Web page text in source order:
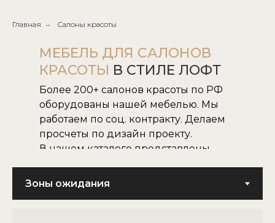
Главная → Салоны красоты
МЕБЕЛЬ ДЛЯ САЛОНОВ
КРАСОТЫ В СТИЛЕ ЛОФТ
Более 200+ салонов красоты по РФ
оборудованы нашей мебелью. Мы
работаем по соц. контракту. Делаем
просчеты по дизайн проекту.
В нашем каталоге представлены